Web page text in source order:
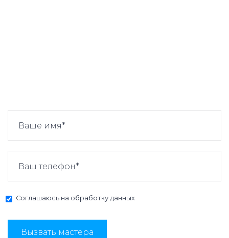
Соглашаюсь на обработку данных
Вызвать мастера